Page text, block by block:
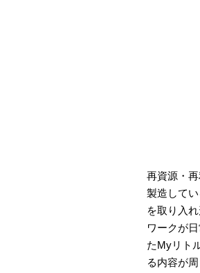
再資源・
製造して
を取り入
ワークが
たMyリト
る内容が